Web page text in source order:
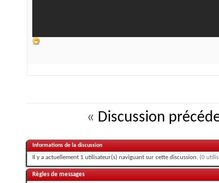
« Discussion
Informations de la discussion
Il y a actuellement 1 utilisateur(s) naviguant sur cette discussion. (0
Règles de messages